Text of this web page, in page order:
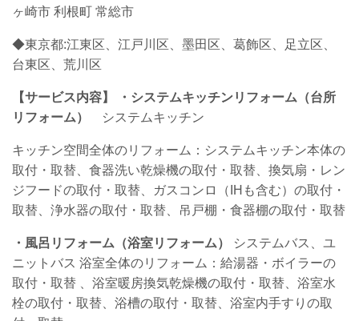
ヶ崎市 利根町 常総市
◆東京都:江東区、江戸川区、墨田区、葛飾区、足立区、
台東区、荒川区
【サービス内容】
・システムキッチンリフォーム（台所
リフォーム）
システムキッチン
キッチン空間全体のリフォーム：システムキッチン本体の
取付・取替、食器洗い乾燥機の取付・取替、換気扇・レン
ジフードの取付・取替、ガスコンロ（IHも含む）の取付・
取替、浄水器の取付・取替、吊戸棚・食器棚の取付・取替
・ 風呂リフォーム（浴室リフォーム）
システムバス、ユ
ニットバス 浴室全体のリフォーム：給湯器・ボイラーの
取付・取替
、浴室暖房換気乾燥機の取付・取替、浴室水
栓の取付・取替、浴槽の取付・取替、浴室内手すりの取